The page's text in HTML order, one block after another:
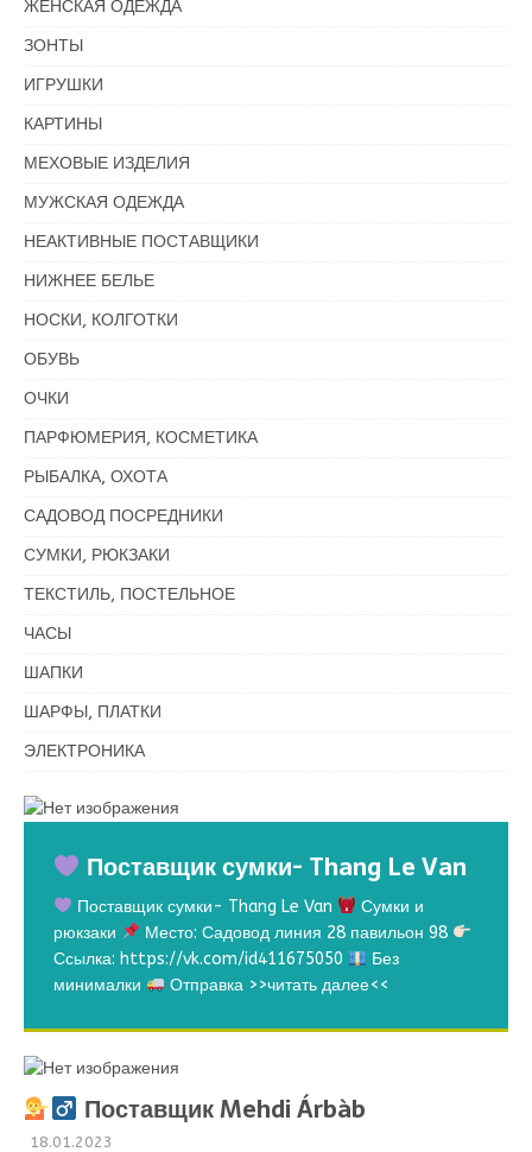
ЖЕНСКАЯ ОДЕЖДА
ЗОНТЫ
ИГРУШКИ
КАРТИНЫ
МЕХОВЫЕ ИЗДЕЛИЯ
МУЖСКАЯ ОДЕЖДА
НЕАКТИВНЫЕ ПОСТАВЩИКИ
НИЖНЕЕ БЕЛЬЕ
НОСКИ, КОЛГОТКИ
ОБУВЬ
ОЧКИ
ПАРФЮМЕРИЯ, КОСМЕТИКА
РЫБАЛКА, ОХОТА
САДОВОД ПОСРЕДНИКИ
СУМКИ, РЮКЗАКИ
ТЕКСТИЛЬ, ПОСТЕЛЬНОЕ
ЧАСЫ
ШАПКИ
ШАРФЫ, ПЛАТКИ
ЭЛЕКТРОНИКА
Поставщик сумки- Thang Le Van
Поставщик сумки- Thang Le Van
Сумки и
рюкзаки
Место: Садовод линия 28 павильон 98
Ссылка: https://vk.com/id411675050
Без
минималки
Отправка >>читать далее<<
Поставщик Mehdi Árbàb
18.01.2023